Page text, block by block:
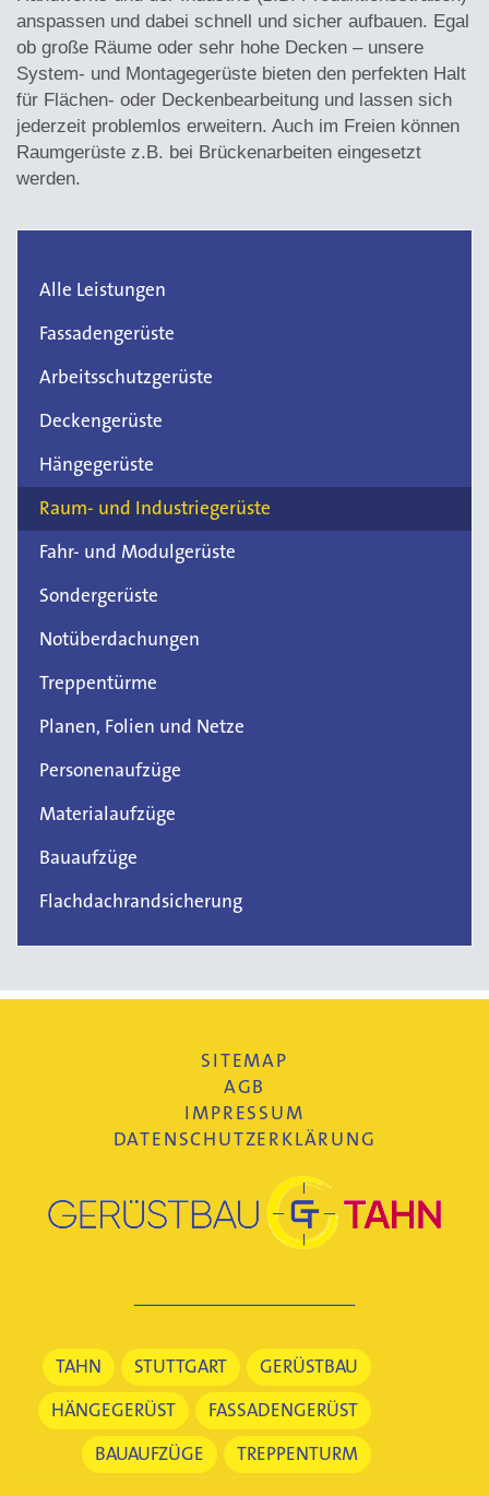
anspassen und dabei schnell und sicher aufbauen. Egal
ob große Räume oder sehr hohe Decken – unsere
System- und Montagegerüste bieten den perfekten Halt
für Flächen- oder Deckenbearbeitung und lassen sich
jederzeit problemlos erweitern. Auch im Freien können
Raumgerüste z.B. bei Brückenarbeiten eingesetzt
werden.
Alle Leistungen
Fassadengerüste
Arbeitsschutzgerüste
Deckengerüste
Hängegerüste
Raum- und Industriegerüste
Fahr- und Modulgerüste
Sondergerüste
Notüberdachungen
Treppentürme
Planen, Folien und Netze
Personenaufzüge
Materialaufzüge
Bauaufzüge
Flachdachrandsicherung
SITEMAP
AGB
IMPRESSUM
DATENSCHUTZERKLÄRUNG
GERÜSTBAU
STUTTGART
TAHN
FASSADENGERÜST
HÄNGEGERÜST
TREPPENTURM
BAUAUFZÜGE